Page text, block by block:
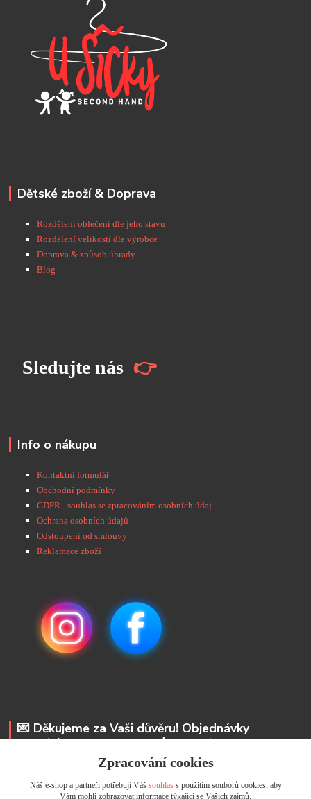
Dětské zboží & Doprava
Rozdělení oblečení dle jeho stavu
Rozdělení velikostí dle výrobce
Doprava & způsob úhrady
Blog
Sledujte nás 👉
Info o nákupu
Kontaktní formulář
Obchodní podmínky
GDPR - souhlas se zpracováním osobních údaj
Ochrana osobních údajů
Odstoupení od smlouvy
Reklamace zboží
💌 Děkujeme za Vaši důvěru! Objednávky
odesíláme do 48 hodin. 📩 Na vaše e-maily
odpovíme do 24 hodin.
Andrea Kyselová DiS.
Zpracování cookies
Náš e-shop a partneři potřebují Váš souhlass použitím souborů cookies, aby
Vám mohli zobrazovat informace týkající se Vašich zájmů.